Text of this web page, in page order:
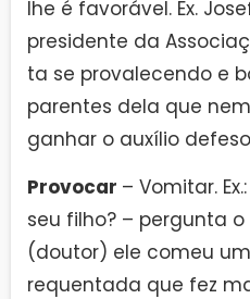
lhe é favorável. Ex.
presidente da
ta se provalecendo e
parentes dela que
ganhar o auxílio
Provocar – Vomitar.
seu filho? – pergunta
(doutor) ele comeu
requentada que fez